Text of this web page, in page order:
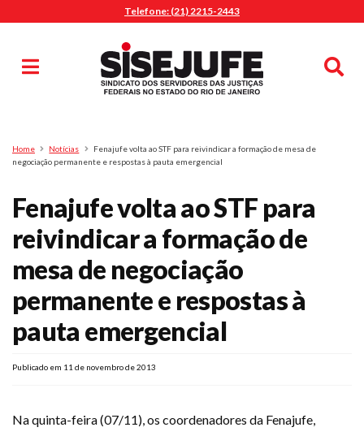
Telefone: (21) 2215-2443
Pesquisa
Home Notícias
Fenajufe volta ao STF para reivindicar a formação de mesa de
negociação permanente e respostas à pauta emergencial
Fenajufe volta ao STF para
reivindicar a formação de
mesa de negociação
permanente e respostas à
pauta emergencial
Publicado em 11 de novembro de 2013
Na quinta-feira (07/11), os coordenadores da Fenajufe,
MENU
Sindicalize-se
Jurídico
O Sindicato
Agenda
Casa do Alto
Nossos Convênios
Gympass Wellhub
Pós-graduação